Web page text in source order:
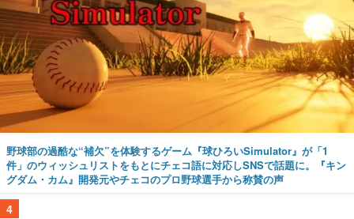
野球部の過酷な“補欠”を体験するゲーム『球ひろいSimulator』が「1
件」のウィッシュリストをもとにチェコ語に対応しSNSで話題に。『キン
グダム・カム』開発元やチェコのプロ野球選手から称賛の声
4